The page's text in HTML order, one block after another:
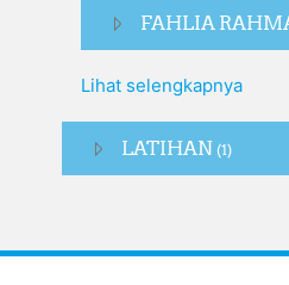
FAHLIA
Lihat selengkapnya
LATIHAN (1)